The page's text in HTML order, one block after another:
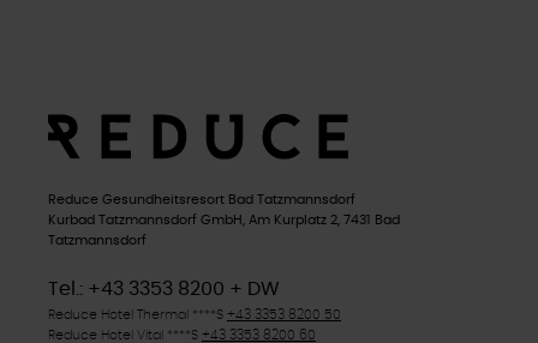
Reduce Gesundheitsresort Bad Tatzmannsdorf
Kurbad Tatzmannsdorf GmbH, Am Kurplatz 2, 7431 Bad
Tatzmannsdorf
Tel.: +43 3353 8200 + DW
Reduce Hotel Thermal ****S +43 3353 8200 50
Reduce Hotel Vital ****S +43 3353 8200 60